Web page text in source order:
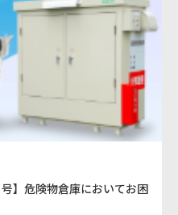
】危険物倉庫においてお困